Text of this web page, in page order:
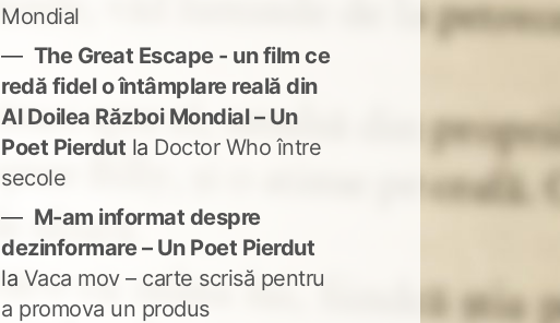
Mondial
The Great Escape - un film ce
redă fidel o întâmplare reală din
Al Doilea Război Mondial – Un
Poet Pierdut la Doctor Who între
secole
M-am informat despre
dezinformare – Un Poet Pierdut
la Vaca mov – carte scrisă pentru
a promova un produs